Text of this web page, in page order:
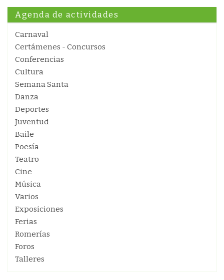
Agenda de actividades
Carnaval
Certámenes - Concursos
Conferencias
Cultura
Semana Santa
Danza
Deportes
Juventud
Baile
Poesía
Teatro
Cine
Música
Varios
Exposiciones
Ferias
Romerías
Foros
Talleres